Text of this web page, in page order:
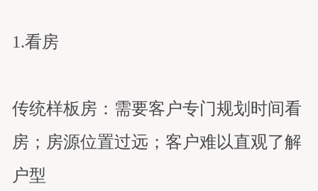
1.看房
传统样板房：需要客户专门规划时间看
房；房源位置过远；客户难以直观了解
户型